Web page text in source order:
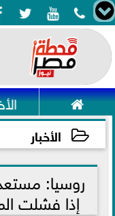
  

الأخبار
2022-01-16 20:47:46روسيا:
إذا فشلت